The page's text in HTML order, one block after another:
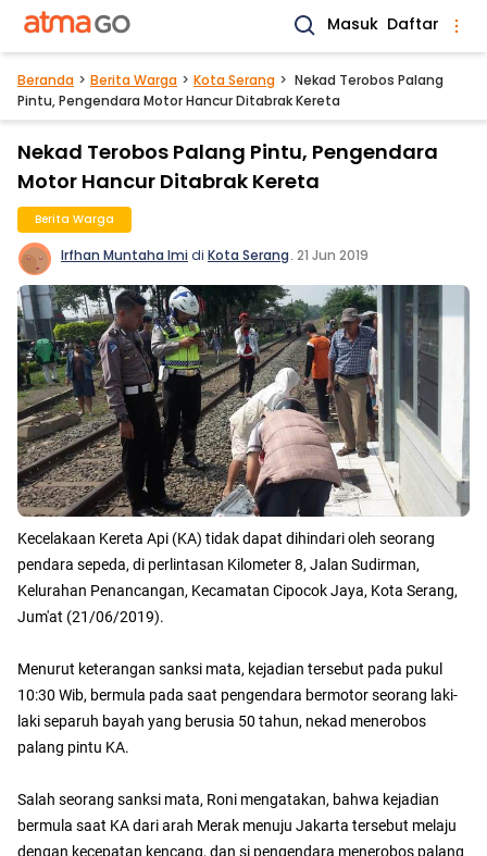
Masuk Daftar
Beranda Berita Warga Kota Serang
Nekad Terobos Palang
Pintu, Pengendara Motor Hancur Ditabrak Kereta
Nekad Terobos Palang Pintu, Pengendara
Motor Hancur Ditabrak Kereta
Berita Warga
Irfhan Muntaha Imidi Kota Serang. 21 Jun 2019
Kecelakaan Kereta Api (KA) tidak dapat dihindari oleh seorang
pendara sepeda, di perlintasan Kilometer 8, Jalan Sudirman,
Kelurahan Penancangan, Kecamatan Cipocok Jaya, Kota Serang,
Jum'at (21/06/2019).
Menurut keterangan sanksi mata, kejadian tersebut pada pukul
10:30 Wib, bermula pada saat pengendara bermotor seorang laki-
laki separuh bayah yang berusia 50 tahun, nekad menerobos
palang pintu KA.
Salah seorang sanksi mata, Roni mengatakan, bahwa kejadian
bermula saat KA dari arah Merak menuju Jakarta tersebut melaju
dengan kecepatan kencang, dan si pengendara menerobos palang